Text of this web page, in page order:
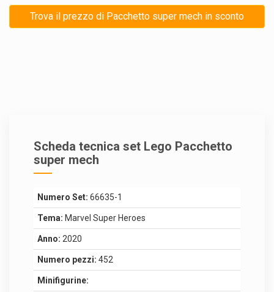
Trova il prezzo di Pacchetto super mech in sconto
Scheda tecnica set Lego Pacchetto
super mech
Numero Set: 66635-1
Tema: Marvel Super Heroes
Anno: 2020
Numero pezzi: 452
Minifigurine: